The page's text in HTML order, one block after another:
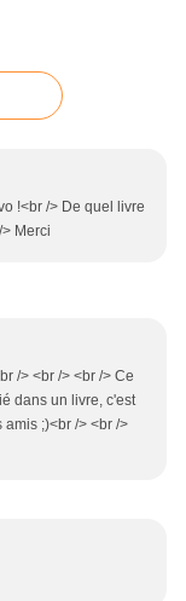
!<br /> De quel livre
Merci
/> <br /> <br /> Ce
dans un livre, c'est
;)<br /> <br />